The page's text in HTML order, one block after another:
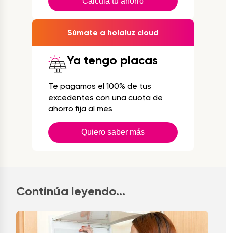
Súmate a holaluz cloud
Ya tengo placas
Te pagamos el 100% de tus
excedentes con una cuota de
ahorro fija al mes
Quiero saber más
Continúa leyendo...